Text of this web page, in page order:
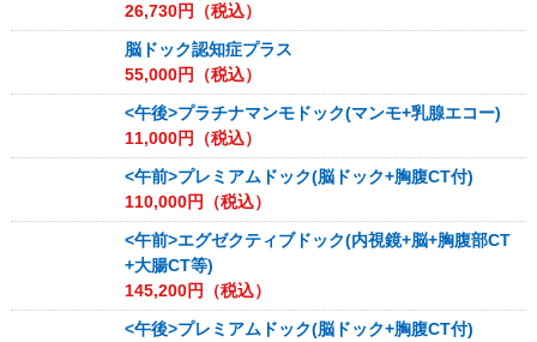
26,730円（税込）
脳ドック認知症プラス
55,000円（税込）
<午後>プラチナマンモドック(マンモ+乳腺エコー)
11,000円（税込）
<午前>プレミアムドック(脳ドック+胸腹CT付)
110,000円（税込）
<午前>エグゼクティブドック(内視鏡+脳+胸腹部CT
+大腸CT等)
145,200円（税込）
<午後>プレミアムドック(脳ドック+胸腹CT付)